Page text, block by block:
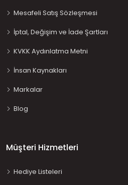
Mesafeli Satış Sözleşmesi
İptal, Değişim ve İade Şartları
KVKK Aydınlatma Metni
İnsan Kaynakları
Markalar
Blog
Müşteri Hizmetleri
Hediye Listeleri